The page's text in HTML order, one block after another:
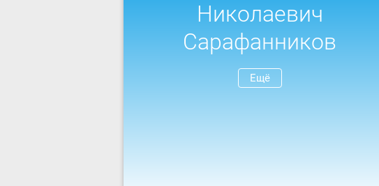
Николаевич
Сарафанников
Ещё